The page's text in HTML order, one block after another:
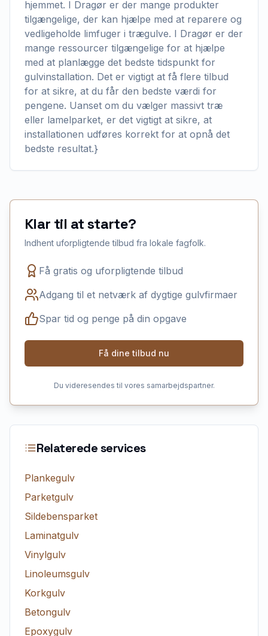
hjemmet. I Dragør er der mange produkter
tilgængelige, der kan hjælpe med at reparere og
vedligeholde limfuger i trægulve. I Dragør er der
mange ressourcer tilgængelige for at hjælpe
med at planlægge det bedste tidspunkt for
gulvinstallation. Det er vigtigt at få flere tilbud
for at sikre, at du får den bedste værdi for
pengene. Uanset om du vælger massivt træ
eller lamelparket, er det vigtigt at sikre, at
installationen udføres korrekt for at opnå det
bedste resultat.}
Klar til at starte?
Indhent uforpligtende tilbud fra lokale fagfolk.
Få gratis og uforpligtende tilbud
Adgang til et netværk af dygtige gulvfirmaer
Spar tid og penge på din opgave
Få dine tilbud nu
Du videresendes til vores samarbejdspartner.
Relaterede services
Plankegulv
Parketgulv
Sildebensparket
Laminatgulv
Vinylgulv
Linoleumsgulv
Korkgulv
Betongulv
Epoxygulv